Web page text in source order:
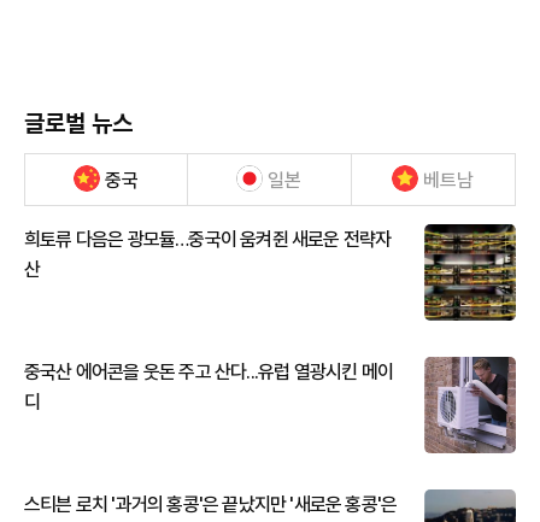
글로벌 뉴스
중국 일본 베트남
희토류 다음은 광모듈…중국이 움켜쥔 새로운 전략자
산
중국산 에어콘을 웃돈 주고 산다...유럽 열광시킨 메이
디
스티븐 로치 '과거의 홍콩'은 끝났지만 '새로운 홍콩'은